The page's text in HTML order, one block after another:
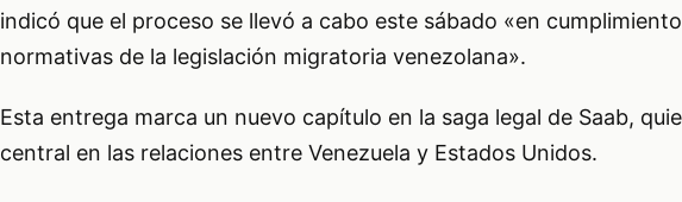
indicó que el proceso se llevó a cabo este sábado «en
normativas de la legislación migratoria venezolana».
Esta entrega marca un nuevo capítulo en la saga legal de Saab,
central en las relaciones entre Venezuela y Estados Unidos.